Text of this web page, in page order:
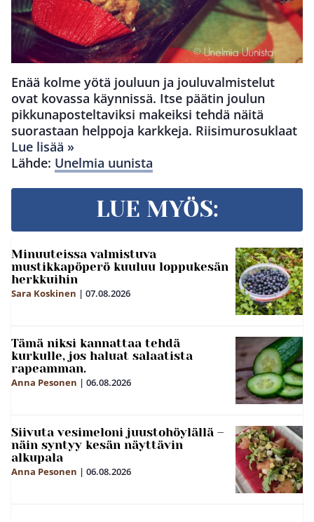
Enää kolme yötä jouluun ja jouluvalmistelut
ovat kovassa käynnissä. Itse päätin joulun
pikkunaposteltaviksi makeiksi tehdä näitä
suorastaan helppoja karkkeja. Riisimurosuklaat
Lue lisää »
Lähde: Unelmia uunista
LUE MYÖS:
Minuuteissa valmistuva
mustikkapöperö kuuluu loppukesän
herkkuihin
Sara Koskinen | 07.08.2026
Tämä niksi kannattaa tehdä
kurkulle, jos haluat salaatista
rapeamman.
Anna Pesonen | 06.08.2026
Siivuta vesimeloni juustohöylällä –
näin syntyy kesän näyttävin
alkupala
Anna Pesonen | 06.08.2026